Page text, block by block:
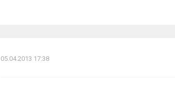
05.04.2013 17:38